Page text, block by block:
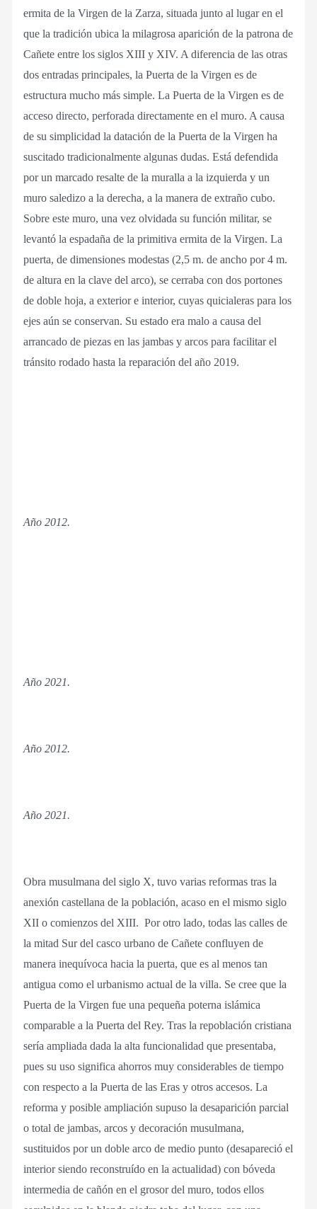
ermita de la Virgen de la Zarza, situada junto al lugar en el
que la tradición ubica la milagrosa aparición de la patrona de
Cañete entre los siglos XIII y XIV. A diferencia de las otras
dos entradas principales, la Puerta de la Virgen es de
estructura mucho más simple. La Puerta de la Virgen es de
acceso directo, perforada directamente en el muro. A causa
de su simplicidad la datación de la Puerta de la Virgen ha
suscitado tradicionalmente algunas dudas. Está defendida
por un marcado resalte de la muralla a la izquierda y un
muro saledizo a la derecha, a la manera de extraño cubo.
Sobre este muro, una vez olvidada su función militar, se
levantó la espadaña de la primitiva ermita de la Virgen. La
puerta, de dimensiones modestas (2,5 m. de ancho por 4 m.
de altura en la clave del arco), se cerraba con dos portones
de doble hoja, a exterior e interior, cuyas quicialeras para los
ejes aún se conservan. Su estado era malo a causa del
arrancado de piezas en las jambas y arcos para facilitar el
tránsito rodado hasta la reparación del año 2019.
Año 2012.
Año 2021.
Año 2012.
Año 2021.
Obra musulmana del siglo X, tuvo varias reformas tras la
anexión castellana de la población, acaso en el mismo siglo
XII o comienzos del XIII. Por otro lado, todas las calles de
la mitad Sur del casco urbano de Cañete confluyen de
manera inequívoca hacia la puerta, que es al menos tan
antigua como el urbanismo actual de la villa. Se cree que la
Puerta de la Virgen fue una pequeña poterna islámica
comparable a la Puerta del Rey. Tras la repoblación cristiana
sería ampliada dada la alta funcionalidad que presentaba,
pues su uso significa ahorros muy considerables de tiempo
con respecto a la Puerta de las Eras y otros accesos. La
reforma y posible ampliación supuso la desaparición parcial
o total de jambas, arcos y decoración musulmana,
sustituidos por un doble arco de medio punto (desapareció el
interior siendo reconstruído en la actualidad) con bóveda
intermedia de cañón en el grosor del muro, todos ellos